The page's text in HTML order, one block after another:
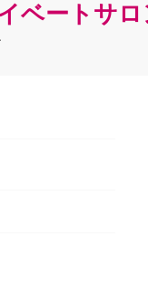
ベートサ